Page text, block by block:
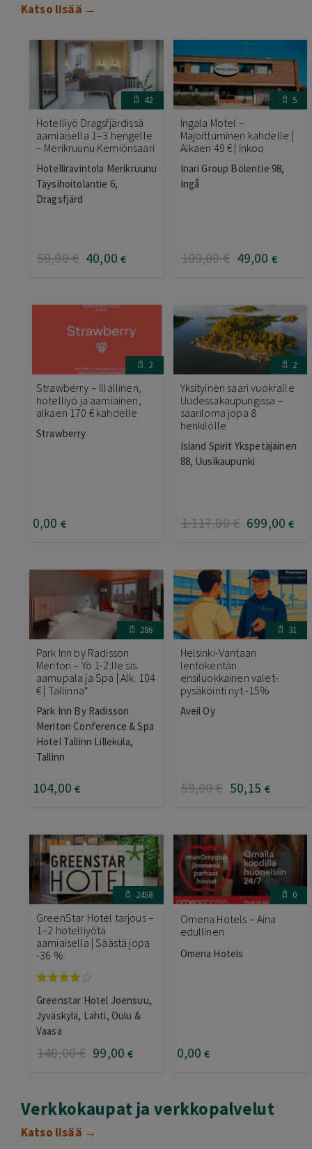
Katso lisää →
42
Hotelliyö Dragsfjärdissä
aamiaisella 1–3 hengelle
– Merikruunu Kemiönsaari
Hotelliravintola Merikruunu
Täysihoitolantie 6,
Dragsfjärd
50,00€ 40,00 €
5
Ingala Motel –
Majoittuminen kahdelle |
Alkaen 49 € | Inkoo
Inari Group Bölentie 98,
Ingå
109,00€ 49,00 €
2
Strawberry – Illallinen,
hotelliyö ja aamiainen,
alkaen 170 € kahdelle
Strawberry
0,00 €
2
Yksityinen saari vuokralle
Uudessakaupungissa –
saariloma jopa 8
henkilölle
Island Spirit Ykspetäjäinen
88, Uusikaupunki
1.117,00€ 699,00 €
286
Park Inn by Radisson
Meriton – Yö 1-2:lle sis.
aamupala ja Spa | Alk. 104
€ | Tallinna*
Park Inn By Radisson
Meriton Conference & Spa
Hotel Tallinn Lilleküla,
Tallinn
104,00 €
31
Helsinki-Vantaan
lentokentän
ensiluokkainen valet-
pysäköinti nyt -15%
Aveil Oy
59,00€ 50,15 €
2458
GreenStar Hotel tarjous –
1–2 hotelliyötä
aamiaisella | Säästä jopa
-36 %
tuotteesta:
4.00 / 5
Greenstar Hotel Joensuu,
Jyväskylä, Lahti, Oulu &
Vaasa
140,00€ 99,00 €
0
Omena Hotels – Aina
edullinen
Omena Hotels
0,00 €
Verkkokaupat ja verkkopalvelut
Katso lisää →